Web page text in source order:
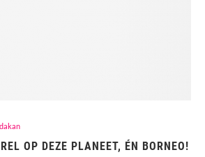
OP DEZE PLANEET, ÉN BORNEO!